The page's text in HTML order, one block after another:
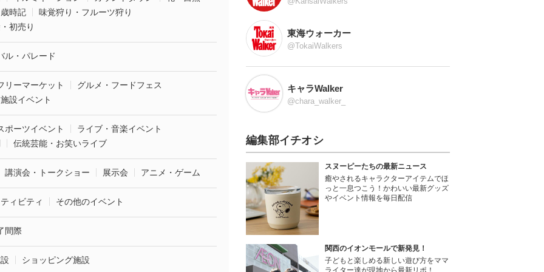
時記
味覚狩り・フルーツ狩り
初売り
ル・パレード
リーマーケット
グルメ・フードフェス
設イベント
ポーツイベント
ライブ・音楽イベント
伝統芸能・お笑いライブ
講演会・トークショー 展示会 アニメ・ゲーム
ィビティ その他のイベント
間際
ショッピング施設
東海ウォーカー
@TokaiWalkers
キャラWalker
@chara_walker_
編集部イチオシ
スヌーピーたちの最新ニュース
癒やされるキャラクターアイテムでほ
っと一息つこう！かわいい最新グッズ
やイベント情報を毎日配信
関西のイオンモールで新発見！
子どもと楽しめる新しい遊び方をママ
ライター達が現地から最新リポ！